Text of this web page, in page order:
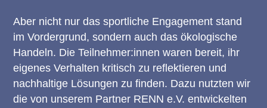
Aber nicht nur das sportliche Engagement stand
im Vordergrund, sondern auch das ökologische
Handeln. Die Teilnehmer:innen waren bereit, ihr
eigenes Verhalten kritisch zu reflektieren und
nachhaltige Lösungen zu finden. Dazu nutzten wir
die von unserem Partner RENN e.V. entwickelten